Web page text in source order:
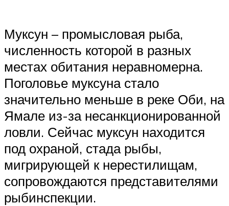
Муксун – промысловая рыба,
численность которой в разных
местах обитания неравномерна.
Поголовье муксуна стало
значительно меньше в реке Оби, на
Ямале из-за несанкционированной
ловли. Сейчас муксун находится
под охраной, стада рыбы,
мигрирующей к нерестилищам,
сопровождаются представителями
рыбинспекции.